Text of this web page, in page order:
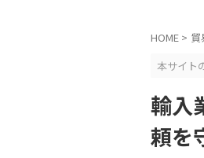
HOME > 貿
本サイト
輸入
頼を